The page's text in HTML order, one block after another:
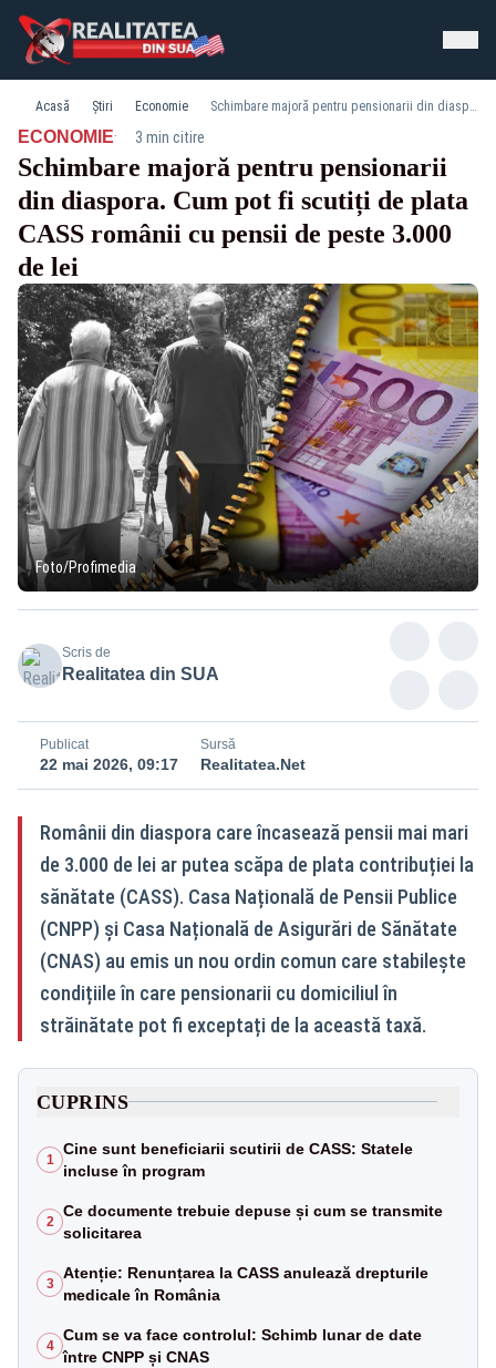
Acasă Știri Economie Schimbare majoră pentru pensionarii din diaspora. Cum pot fi scutiți de plata CASS românii cu pensii de peste 3.000 de lei
ECONOMIE· 3 min citire
Schimbare majoră pentru pensionarii
din diaspora. Cum pot fi scutiți de plata
CASS românii cu pensii de peste 3.000
de lei
Foto/Profimedia
Scris de
Realitatea din SUA
Publicat
22 mai 2026, 09:17
Sursă
Realitatea.Net
Românii din diaspora care încasează pensii mai mari
de 3.000 de lei ar putea scăpa de plata contribuției la
sănătate (CASS). Casa Națională de Pensii Publice
(CNPP) și Casa Națională de Asigurări de Sănătate
(CNAS) au emis un nou ordin comun care stabilește
condițiile în care pensionarii cu domiciliul în
străinătate pot fi exceptați de la această taxă.
CUPRINS
1
Cine sunt beneficiarii scutirii de CASS: Statele
incluse în program
2
Ce documente trebuie depuse și cum se transmite
solicitarea
3
Atenție: Renunțarea la CASS anulează drepturile
medicale în România
4
Cum se va face controlul: Schimb lunar de date
între CNPP și CNAS